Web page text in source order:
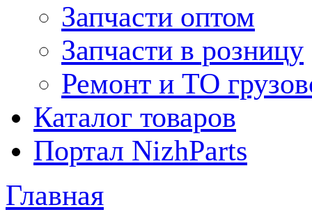
Запчасти оптом
Запчасти в розницу
Ремонт и ТО
Каталог товаров
Портал NizhParts
Главная